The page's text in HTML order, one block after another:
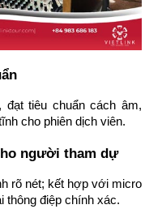
đạt tiêu chuẩn cách âm,
cho phiên dịch viên.
người tham dự
rõ nét; kết hợp với micro
thông điệp chính xác.